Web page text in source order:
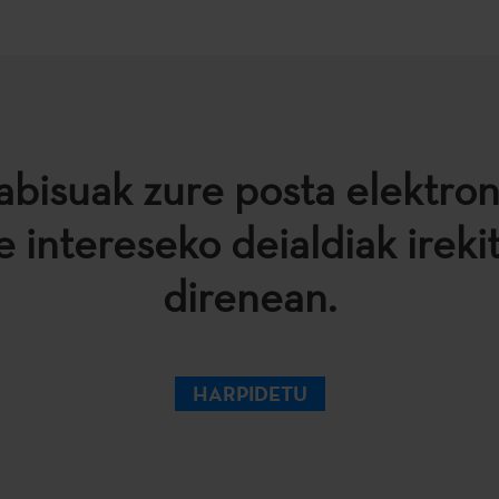
zure posta
intereseko deialdiak
direnean.
HARPIDETU